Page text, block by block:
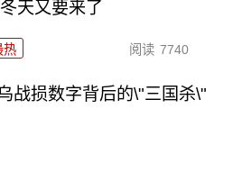
天又要来了
热 阅读 7740
战损数字背后的\"三国杀\"